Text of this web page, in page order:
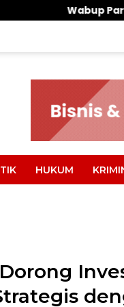
Gerak Cepat,
HUKUM